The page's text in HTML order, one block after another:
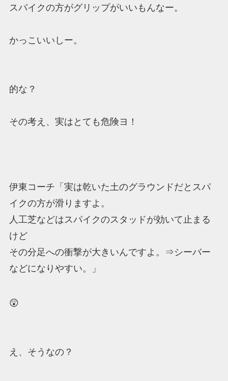
スパイクの方がグリップがいいもんなー。
かっこいいしー。
的な？
その考え、実はとても危険ヨ！
伊東コーチ「実は乾いた土のグラウンドだとスパ
イクの方が滑りますよ。
人工芝などはスパイクのスタッドが効いて止まる
けど
その分足への衝撃が大きいんですよ。⇒シーバー
などになりやすい。」
😲
え、そうなの？